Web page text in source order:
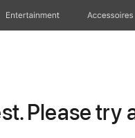
Entertainment Accessoires
Please try